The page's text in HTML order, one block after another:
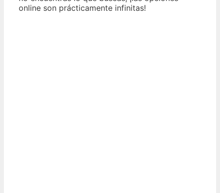
online son prácticamente infinitas!